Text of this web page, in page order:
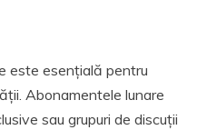
este esențială pentru
Abonamentele lunare
sau grupuri de discuții